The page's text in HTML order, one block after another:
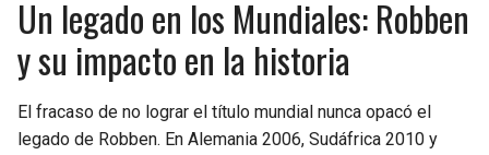
Un legado en los Mundiales: Robben
y su impacto en la historia
El fracaso de no lograr el título mundial nunca opacó el
legado de Robben. En Alemania 2006, Sudáfrica 2010 y